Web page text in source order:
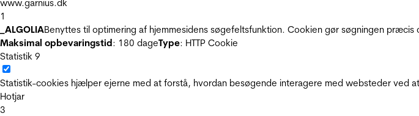
www.garnius.dk
1
_ALGOLIABenyttes til optimering af hjemmesidens søgefeltsfunktion. Cookien gør søgningen præcis
Maksimal opbevaringstid: 180 dageType: HTTP Cookie
Statistik 9
Statistik-cookies hjælper ejerne med at forstå, hvordan besøgende interagere med websteder ved
Hotjar
3